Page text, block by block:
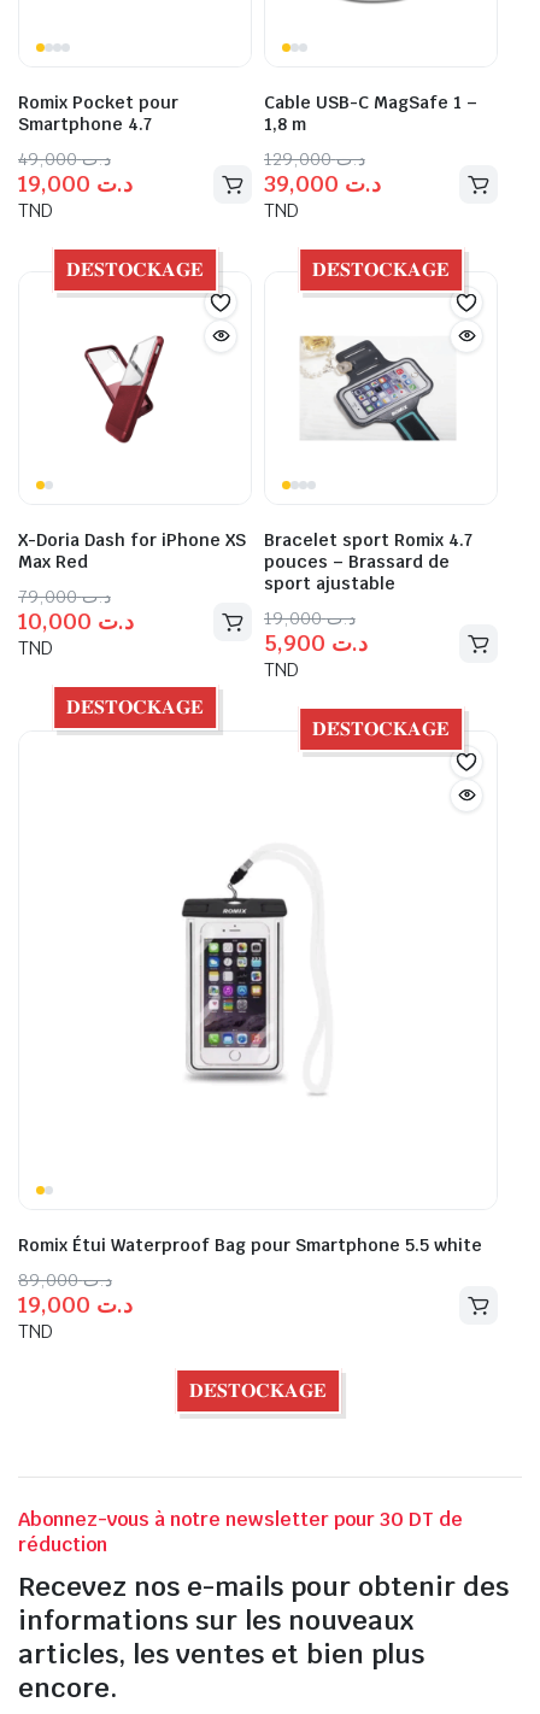
Romix Pocket pour
Smartphone 4.7
د.ت49,000
د.ت
TND
𝐃𝐄́𝐒𝐓𝐎𝐂𝐊𝐀𝐆𝐄
Cable USB-C MagSafe 1 –
1,8 m
د.ت129,000
د.ت
TND
𝐃𝐄́𝐒𝐓𝐎𝐂𝐊𝐀𝐆𝐄
X-Doria Dash for iPhone XS
Max Red
د.ت79,000
د.ت
TND
𝐃𝐄́𝐒𝐓𝐎𝐂𝐊𝐀𝐆𝐄
Bracelet sport Romix 4.7
pouces – Brassard de
sport ajustable
د.ت19,000
د.ت
TND
𝐃𝐄́𝐒𝐓𝐎𝐂𝐊𝐀𝐆𝐄
Romix Étui Waterproof Bag pour Smartphone 5.5 white
د.ت89,000
د.ت
TND
𝐃𝐄́𝐒𝐓𝐎𝐂𝐊𝐀𝐆𝐄
Abonnez-vous à notre newsletter pour 30 DT de
réduction
Recevez nos e-mails pour obtenir des
informations sur les nouveaux
articles, les ventes et bien plus
encore.